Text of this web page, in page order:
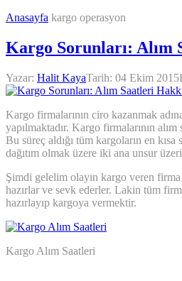
Anasayfa kargo operasyon
Kargo Sorunları: Alım
Yazar: Halit KayaTarih: 04 Ekim 2015
Kargo firmalarının ciro kazanmak
yapılmaktadır. Kargo firmalarının
Bu süreç aldığı tüm kargoların en
dağıtım olmak üzere iki ana unsur
Şimdi gelelim olayın kargo veren
hazırlar ve sevk ederler. Lakin tüm
hazırlayıp kargoya vermektir.
Kargo Alım Saatleri